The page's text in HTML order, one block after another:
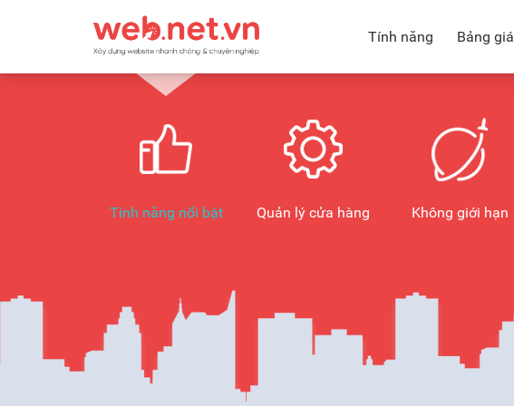
Tính năng Bảng giá
Tính năng nổi bật Quản lý cửa hàng Không giới hạn